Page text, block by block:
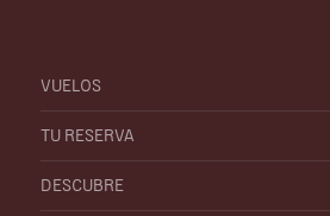
VUELOS
TU RESERVA
DESCUBRE